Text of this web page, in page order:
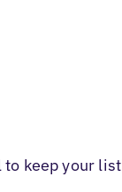
keep your